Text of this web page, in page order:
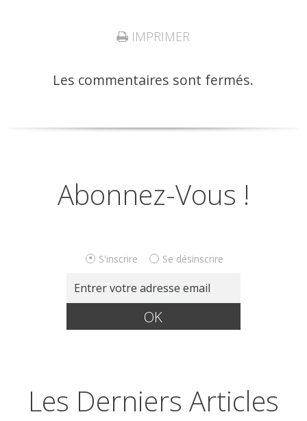
IMPRIMER
Les commentaires sont fermés.
Abonnez-Vous !
S'inscrire Se désinscrire
Les Derniers Articles